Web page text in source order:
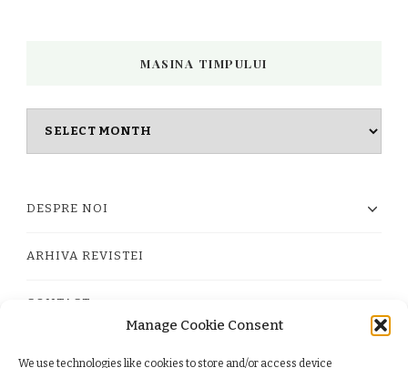
Manage Cookie Consent
We use technologies like cookies to store and/or access device
MASINA TIMPULUI
DESPRE NOI
ARHIVA REVISTEI
CONTACT